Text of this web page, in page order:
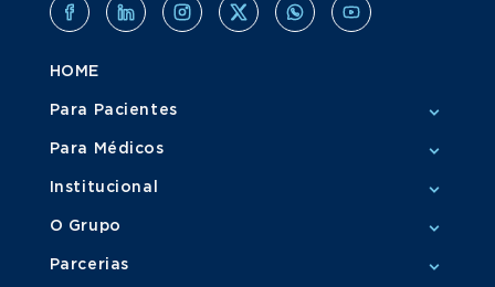
HOME
Para Pacientes
Para Médicos
Institucional
O Grupo
Parcerias